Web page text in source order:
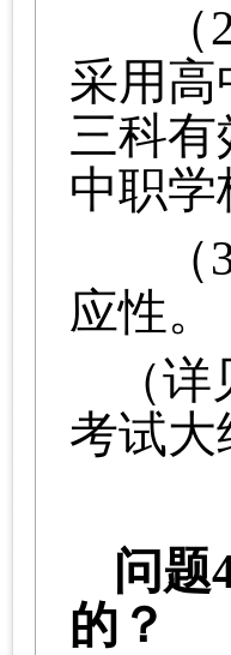
（2
采用高
三科有
中职
（
应性。
（
考试大
问题
的？